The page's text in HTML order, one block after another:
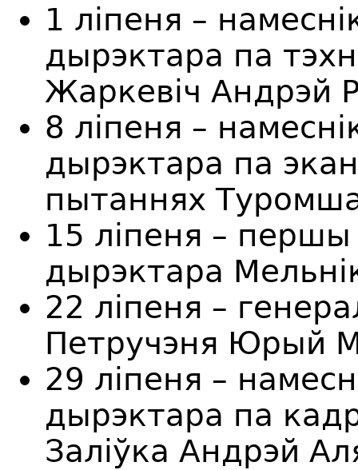
1 ліпеня –
дырэктара па
Жаркевіч Андрэй
8 ліпеня –
дырэктара па
пытаннях
15 ліпеня – першы
дырэктара
22 ліпеня –
Петручэня Юрый
29 ліпеня –
дырэктара па
Заліўка Андрэй